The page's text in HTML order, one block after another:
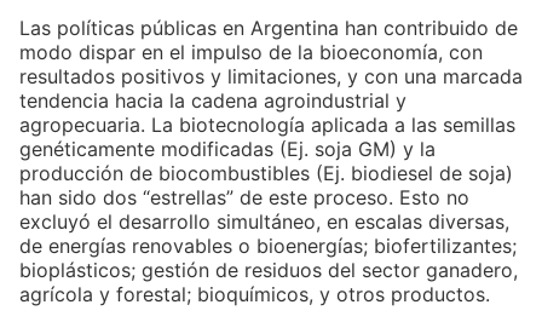
Las políticas públicas en Argentina han contribuido de
modo dispar en el impulso de la bioeconomía, con
resultados positivos y limitaciones, y con una marcada
tendencia hacia la cadena agroindustrial y
agropecuaria. La biotecnología aplicada a las semillas
genéticamente modificadas (Ej. soja GM) y la
producción de biocombustibles (Ej. biodiesel de soja)
han sido dos “estrellas” de este proceso. Esto no
excluyó el desarrollo simultáneo, en escalas diversas,
de energías renovables o bioenergías; biofertilizantes;
bioplásticos; gestión de residuos del sector ganadero,
agrícola y forestal; bioquímicos, y otros productos.